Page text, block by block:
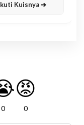
Kuisnya ➔
0
😡
0